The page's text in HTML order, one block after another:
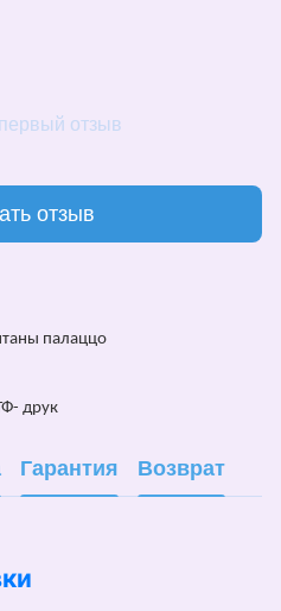
отзыв
отзыв
палаццо
друк
Гарантия Возврат